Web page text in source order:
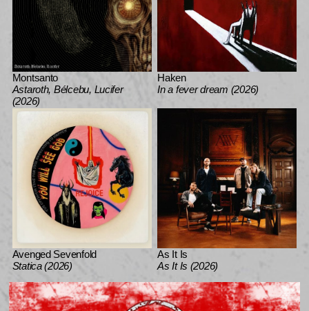
Montsanto
Astaroth, Bélcebu, Lucifer
(2026)
Haken
In a fever dream (2026)
Avenged Sevenfold
Statica (2026)
As It Is
As It Is (2026)